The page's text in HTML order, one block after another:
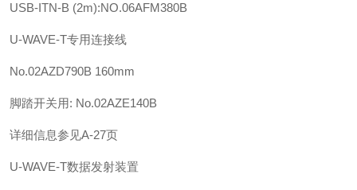
USB-ITN-B (2m):NO.06AFM380B
U-WAVE-T专用连接线
No.02AZD790B 160mm
脚踏开关用: No.02AZE140B
详细信息参见A-27页
U-WAVE-T数据发射装置